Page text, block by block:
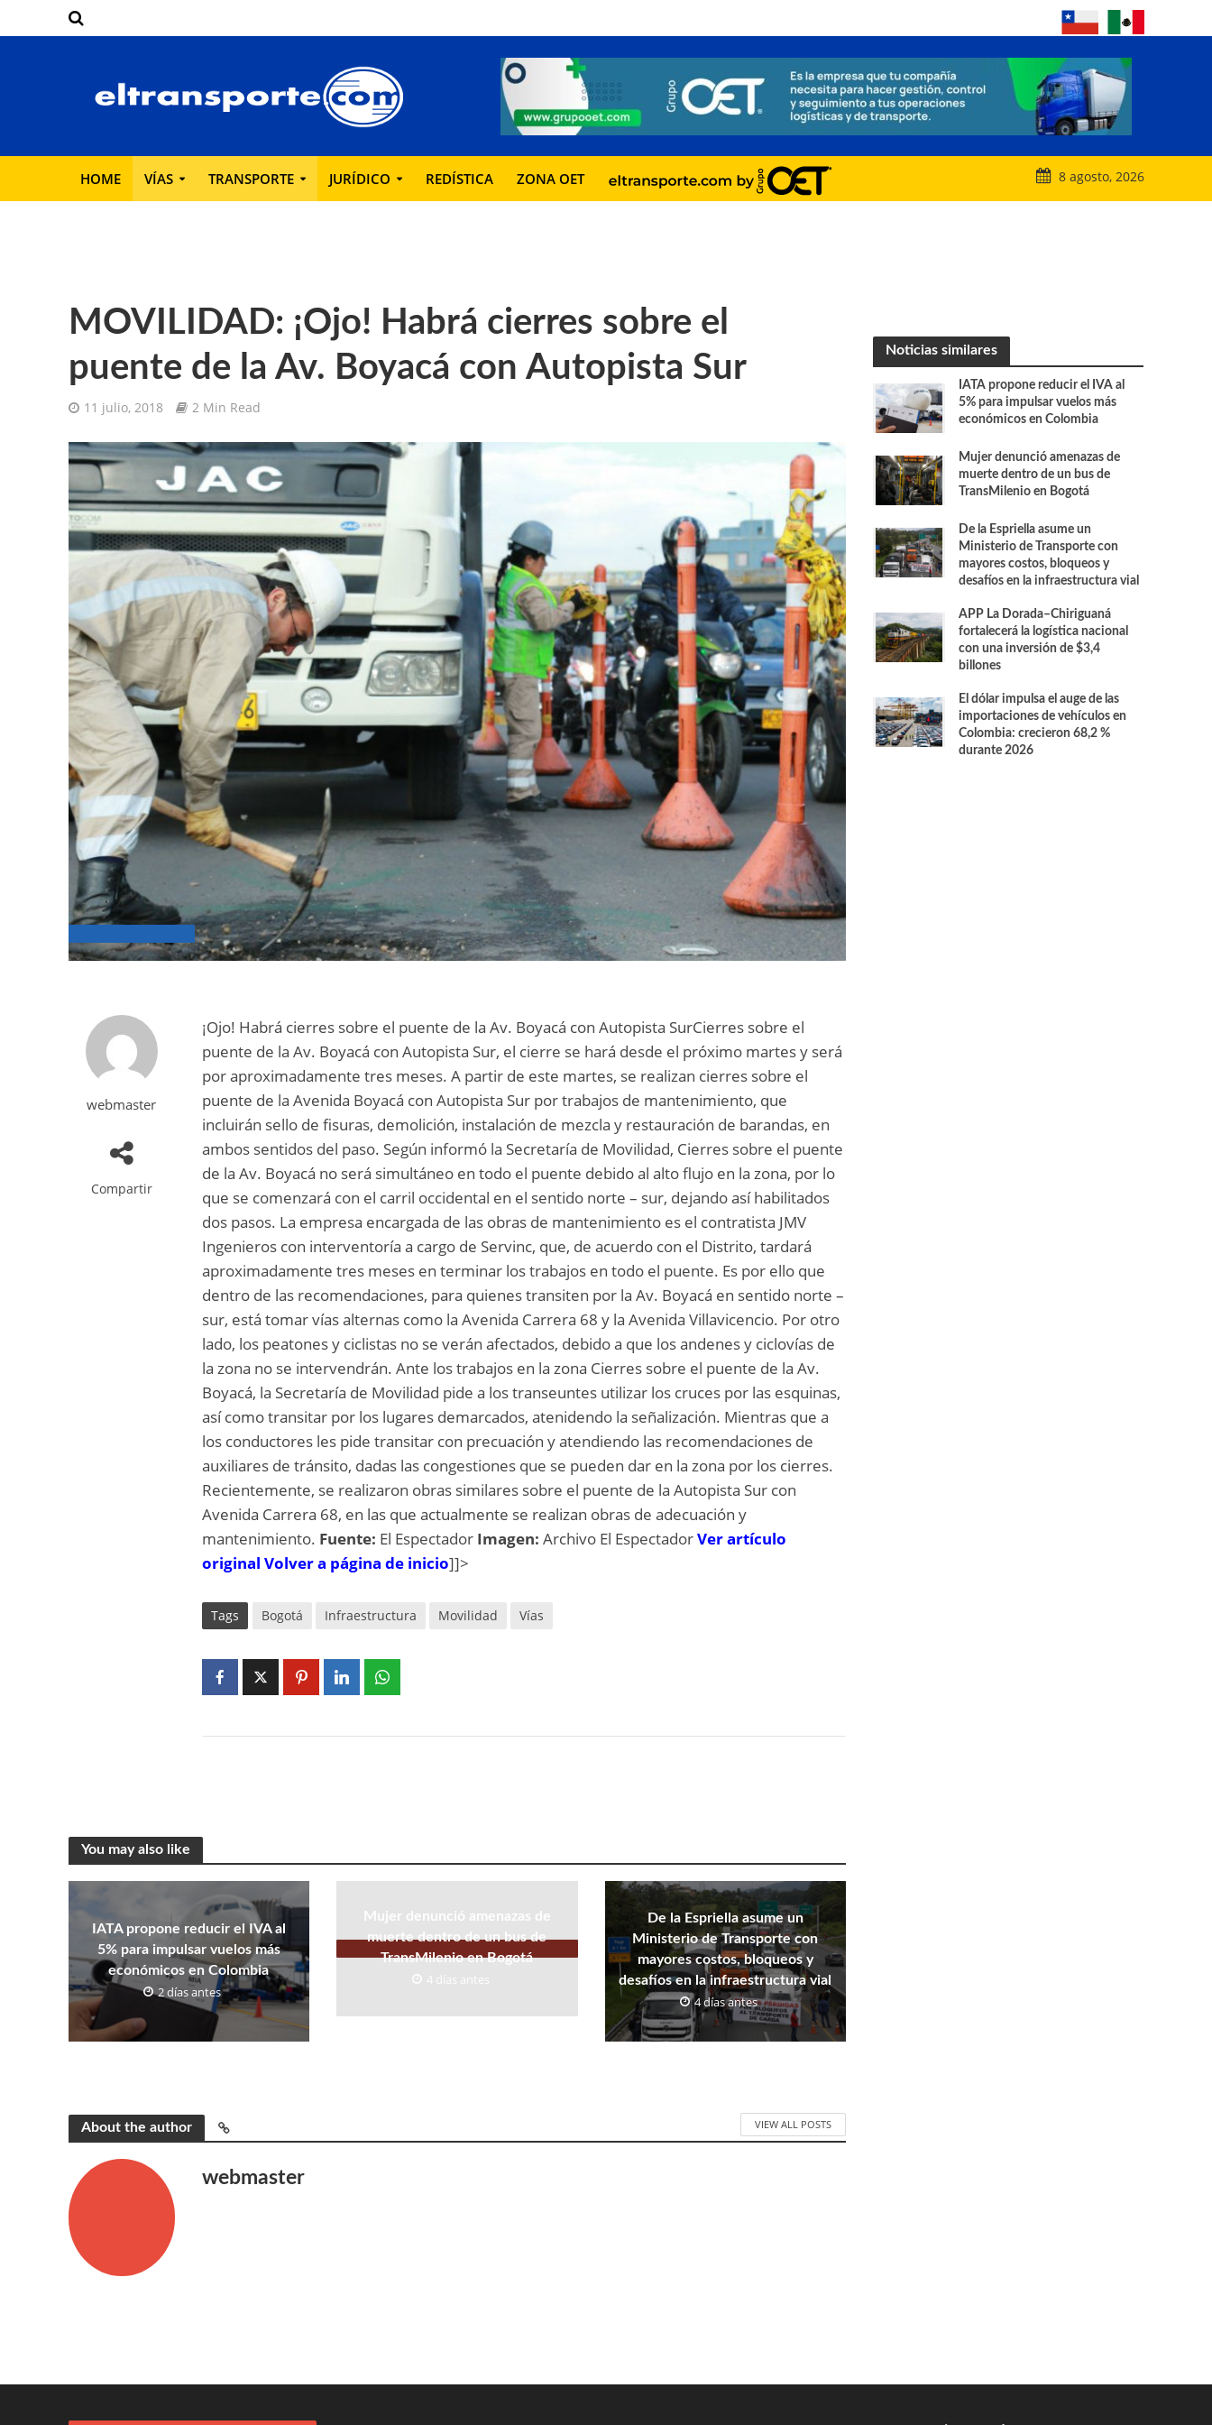
HOME VÍAS TRANSPORTE JURÍDICO REDÍSTICA ZONA OET 8 agosto, 2026
MOVILIDAD: ¡Ojo! Habrá cierres sobre el
puente de la Av. Boyacá con Autopista Sur
11 julio, 2018 2 Min Read
webmaster
Compartir
¡Ojo! Habrá cierres sobre el puente de la Av. Boyacá con Autopista SurCierres sobre el
puente de la Av. Boyacá con Autopista Sur, el cierre se hará desde el próximo martes y será
por aproximadamente tres meses. A partir de este martes, se realizan cierres sobre el
puente de la Avenida Boyacá con Autopista Sur por trabajos de mantenimiento, que
incluirán sello de fisuras, demolición, instalación de mezcla y restauración de barandas, en
ambos sentidos del paso. Según informó la Secretaría de Movilidad, Cierres sobre el puente
de la Av. Boyacá no será simultáneo en todo el puente debido al alto flujo en la zona, por lo
que se comenzará con el carril occidental en el sentido norte – sur, dejando así habilitados
dos pasos. La empresa encargada de las obras de mantenimiento es el contratista JMV
Ingenieros con interventoría a cargo de Servinc, que, de acuerdo con el Distrito, tardará
aproximadamente tres meses en terminar los trabajos en todo el puente. Es por ello que
dentro de las recomendaciones, para quienes transiten por la Av. Boyacá en sentido norte –
sur, está tomar vías alternas como la Avenida Carrera 68 y la Avenida Villavicencio. Por otro
lado, los peatones y ciclistas no se verán afectados, debido a que los andenes y ciclovías de
la zona no se intervendrán. Ante los trabajos en la zona Cierres sobre el puente de la Av.
Boyacá, la Secretaría de Movilidad pide a los transeuntes utilizar los cruces por las esquinas,
así como transitar por los lugares demarcados, atenidendo la señalización. Mientras que a
los conductores les pide transitar con precuación y atendiendo las recomendaciones de
auxiliares de tránsito, dadas las congestiones que se pueden dar en la zona por los cierres.
Recientemente, se realizaron obras similares sobre el puente de la Autopista Sur con
Avenida Carrera 68, en las que actualmente se realizan obras de adecuación y
mantenimiento. Fuente: El Espectador Imagen:Archivo El EspectadorVer artículo
original Volver a página de inicio]]>
Tags Bogotá Infraestructura Movilidad Vías
You may also like
IATA propone reducir el IVA al
5% para impulsar vuelos más
económicos en Colombia
2 días antes
Mujer denunció amenazas de
muerte dentro de un bus de
TransMilenio en Bogotá
4 días antes
De la Espriella asume un
Ministerio de Transporte con
mayores costos, bloqueos y
desafíos en la infraestructura vial
4 días antes
About the author VIEW ALL POSTS
webmaster
Noticias similares
IATA propone reducir el IVA al
5% para impulsar vuelos más
económicos en Colombia
Mujer denunció amenazas de
muerte dentro de un bus de
TransMilenio en Bogotá
De la Espriella asume un
Ministerio de Transporte con
mayores costos, bloqueos y
desafíos en la infraestructura vial
APP La Dorada–Chiriguaná
fortalecerá la logística nacional
con una inversión de $3,4
billones
El dólar impulsa el auge de las
importaciones de vehículos en
Colombia: crecieron 68,2 %
durante 2026